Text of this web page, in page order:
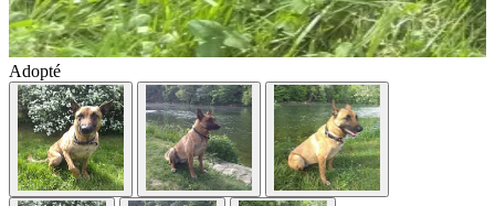
Adopté